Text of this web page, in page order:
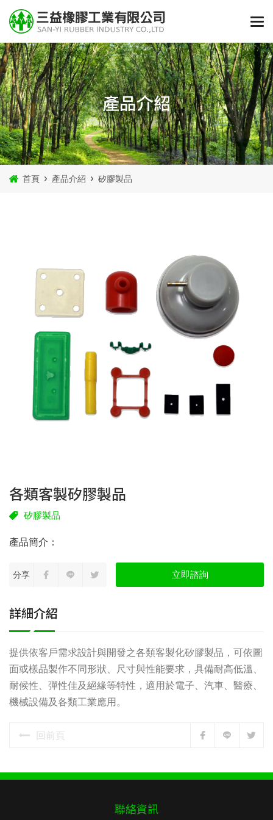
產品介紹
首頁 產品介紹 矽膠製品
各類客製矽膠製品
矽膠製品
分享 立即諮詢
詳細介紹
提供依客戶需求設計與開發之各類客製化矽膠製品，可依圖
面或樣品製作不同形狀、尺寸與性能要求，具備耐高低溫、
耐候性、彈性佳及絕緣等特性，適用於電子、汽車、醫療、
機械設備及各類工業應用。
回前頁
聯絡資訊